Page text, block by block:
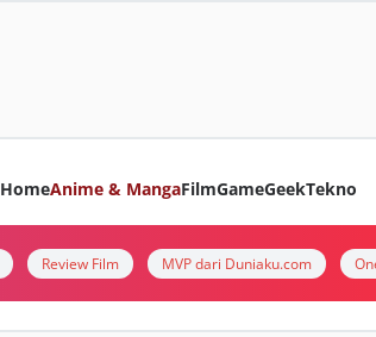
HomeAnime & MangaFilmGameGeekTekno
Review Film MVP dari Duniaku.com